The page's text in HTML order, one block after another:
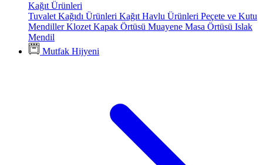
Kağıt Ürünleri
Tuvalet Kağıdı Ürünleri Kağıt Havlu Ürünleri Peçete ve Kutu
MendillerKlozet Kapak Örtüsü Muayene Masa Örtüsü Islak
Mendil
Mutfak Hijyeni